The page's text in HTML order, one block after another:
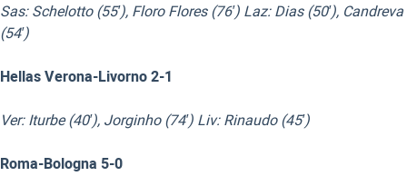
Sas: Schelotto (55′), Floro Flores (76′) Laz: Dias (50′), Candreva
(54′)
Hellas Verona-Livorno 2-1
Ver: Iturbe (40′), Jorginho (74′) Liv: Rinaudo (45′)
Roma-Bologna 5-0